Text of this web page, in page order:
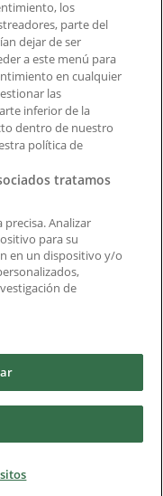
Marketing S.L.U. –
los
parte del
dejar de ser
a este menú para
en cualquier
las
inferior de la
dentro de nuestro
política de
tratamos
Analizar
para su
en un dispositivo y/o
de